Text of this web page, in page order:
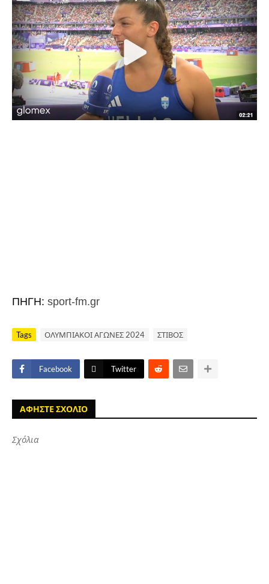
ΠΗΓΗ: sport-fm.gr
Tags ΟΛΥΜΠΙΑΚΟΙ ΑΓΩΝΕΣ 2024 ΣΤΙΒΟΣ
Facebook Twitter
ΑΦΗΣΤΕ ΣΧΟΛΙΟ
Σχόλια